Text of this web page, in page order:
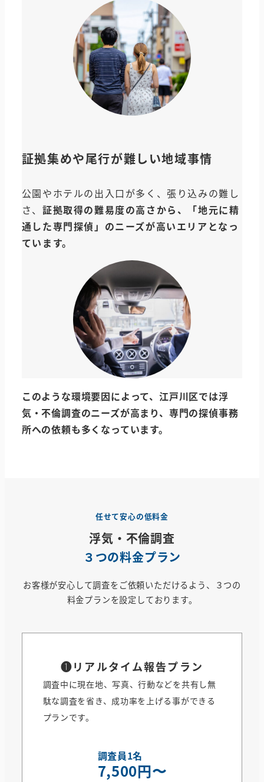
証拠集めや尾行が難しい地域事情
公園やホテルの出入口が多く、張り込みの難し
さ、 証拠取得の難易度の高さから、「地元に精
通した専門探偵」のニーズが高いエリアとなっ
ています。
このような環境要因によって、 江戸川区では浮
気・不倫調査のニーズが高まり、専門の探偵事務
所への依頼も多くなっています。
任せて安心の低料金
浮気・不倫調査
３つの料金プラン
お客様が安心して調査をご依頼いただけるよう、３つの
料金プランを設定しております。
❶リアルタイム報告プラン
調査員1名
7,500円〜
調査中に現在地、写真、行動などを共有し無
駄な調査を省き、成功率を上げる事ができる
プランです。